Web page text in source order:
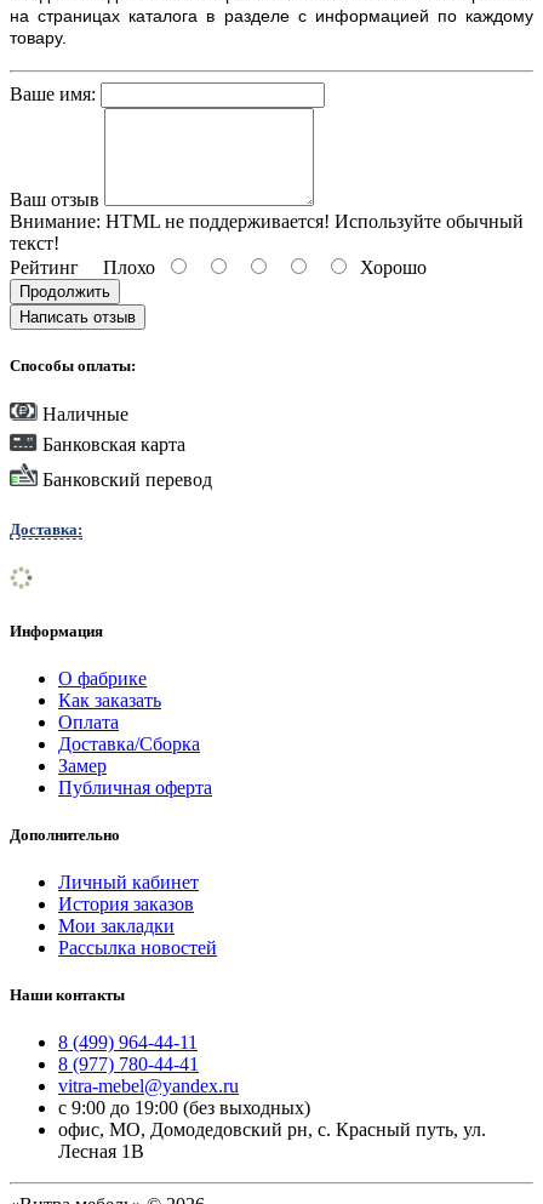
на страницах каталога в разделе с информацией по каждому
товару.
Ваше имя:
Ваш отзыв
Внимание: HTML не поддерживается! Используйте обычный
текст!
Рейтинг Плохо Хорошо
Продолжить
Написать отзыв
Способы оплаты:
Наличные
Банковская карта
Банковский перевод
Доставка:
Информация
О фабрике
Как заказать
Оплата
Доставка/Сборка
Замер
Публичная оферта
Дополнительно
Личный кабинет
История заказов
Мои закладки
Рассылка новостей
Наши контакты
8 (499) 964-44-11
8 (977) 780-44-41
vitra-mebel@yandex.ru
с 9:00 до 19:00 (без выходных)
офис, МО, Домодедовский рн, с. Красный путь, ул.
Лесная 1В